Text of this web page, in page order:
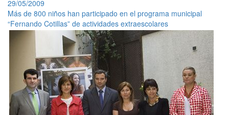
29/05/2009
Más de 800 niños han participado en el programa municipal
“Fernando Cotillas” de actividades extraescolares